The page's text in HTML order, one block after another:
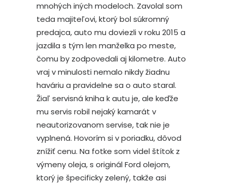
mnohých iných modeloch. Zavolal som
teda majiteľovi, ktorý bol súkromný
predajca, auto mu doviezli v roku 2015 a
jazdila s tým len manželka po meste,
čomu by zodpovedali aj kilometre. Auto
vraj v minulosti nemalo nikdy žiadnu
haváriu a pravidelne sa o auto staral.
Žiaľ servisná kniha k autu je, ale keďže
mu servis robil nejaký kamarát v
neautorizovanom servise, tak nie je
vyplnená. Hovorím si v poriadku, dôvod
znížiť cenu. Na fotke som videl štítok z
výmeny oleja, s originál Ford olejom,
ktorý je špecificky zelený, takže asi